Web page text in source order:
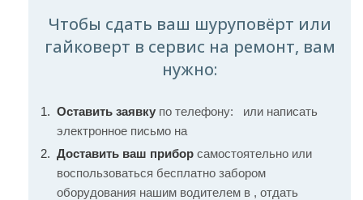
Чтобы сдать ваш шуруповёрт или
гайковерт в сервис на ремонт, вам
нужно:
Оставить заявку по телефону:
или написать
электронное письмо на
Доставить ваш прибор самостоятельно или
воспользоваться бесплатно забором
оборудования нашим водителем в , отдать